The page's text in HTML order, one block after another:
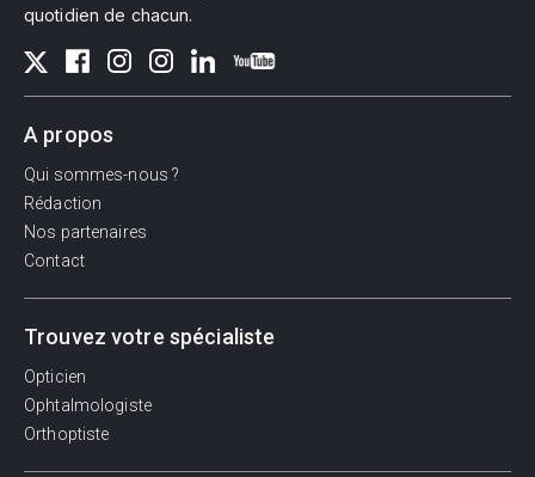
quotidien de chacun.
A propos
Qui sommes-nous ?
Rédaction
Nos partenaires
Contact
Trouvez votre spécialiste
Opticien
Ophtalmologiste
Orthoptiste